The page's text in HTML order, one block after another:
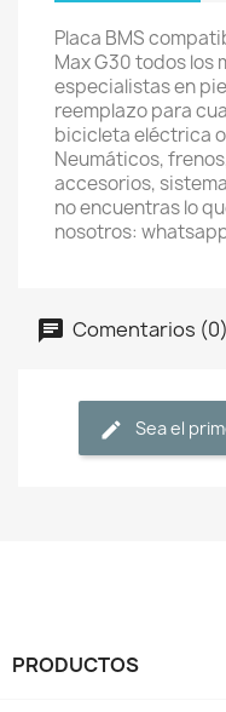
Placa BMS
Max G30 todos los
especialistas en
reemplazo para
bicicleta eléctrica
Neumáticos,
accesorios,
no encuentras lo
nosotros:
Comentarios (0)
Sea el
PRODUCTOS